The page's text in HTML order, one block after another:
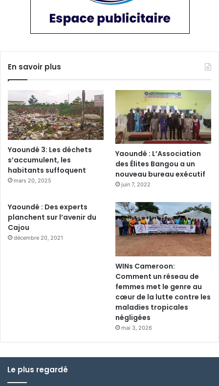
En savoir plus
Yaoundé 3: Les déchets
s’accumulent, les
habitants suffoquent
mars 20, 2025
Yaoundé : L’Association
des Élites Bangou a un
nouveau bureau exécutif
juin 7, 2022
Yaoundé : Des experts
planchent sur l’avenir du
Cajou
décembre 20, 2021
WINs Cameroon:
Comment un réseau de
femmes met le genre au
cœur de la lutte contre les
maladies tropicales
négligées
mai 3, 2026
Le plus regardé